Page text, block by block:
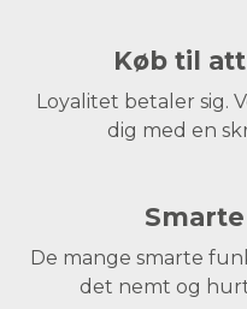
Køb til
Loyalitet betaler sig.
dig med en
De mange smarte
det nemt og